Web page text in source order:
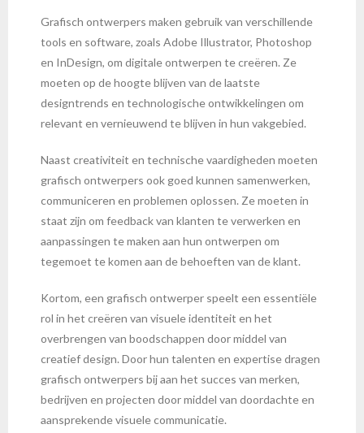
Grafisch ontwerpers maken gebruik van verschillende
tools en software, zoals Adobe Illustrator, Photoshop
en InDesign, om digitale ontwerpen te creëren. Ze
moeten op de hoogte blijven van de laatste
designtrends en technologische ontwikkelingen om
relevant en vernieuwend te blijven in hun vakgebied.
Naast creativiteit en technische vaardigheden moeten
grafisch ontwerpers ook goed kunnen samenwerken,
communiceren en problemen oplossen. Ze moeten in
staat zijn om feedback van klanten te verwerken en
aanpassingen te maken aan hun ontwerpen om
tegemoet te komen aan de behoeften van de klant.
Kortom, een grafisch ontwerper speelt een essentiële
rol in het creëren van visuele identiteit en het
overbrengen van boodschappen door middel van
creatief design. Door hun talenten en expertise dragen
grafisch ontwerpers bij aan het succes van merken,
bedrijven en projecten door middel van doordachte en
aansprekende visuele communicatie.